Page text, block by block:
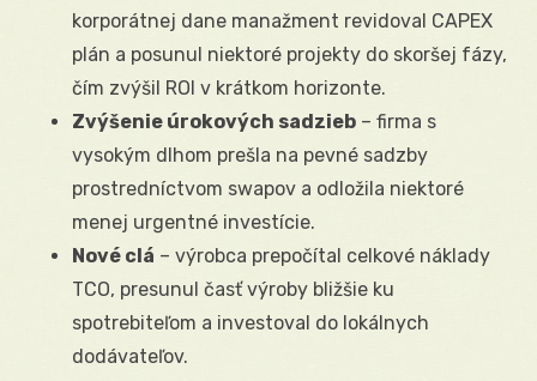
korporátnej dane manažment revidoval CAPEX
plán a posunul niektoré projekty do skoršej fázy,
čím zvýšil ROI v krátkom horizonte.
Zvýšenie úrokových sadzieb – firma s
vysokým dlhom prešla na pevné sadzby
prostredníctvom swapov a odložila niektoré
menej urgentné investície.
Nové clá – výrobca prepočítal celkové náklady
TCO, presunul časť výroby bližšie ku
spotrebiteľom a investoval do lokálnych
dodávateľov.